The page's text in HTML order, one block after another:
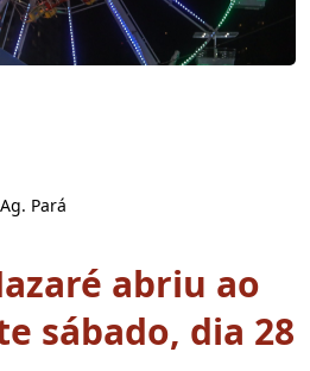
Pará
abriu ao
sábado, dia 28